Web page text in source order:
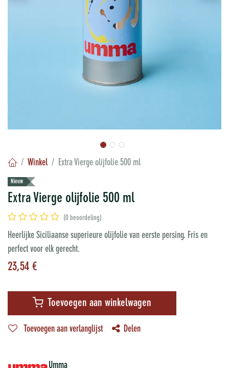
Winkel Extra Vierge olijfolie 500 ml
Nieuw
Extra Vierge olijfolie 500 ml
(0 beoordeling)
Heerlijke Siciliaanse superieure olijfolie van eerste persing. Fris en
perfect voor elk gerecht.
23,54 €
Toevoegen aan winkelwagen
Toevoegen aan verlanglijst Delen
Umma